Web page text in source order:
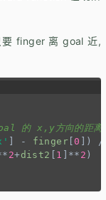
要 finger 离 goal 近,
的 x,y方向的距离
- finger [0 ])
/
2+dist2 1 ** 2 )